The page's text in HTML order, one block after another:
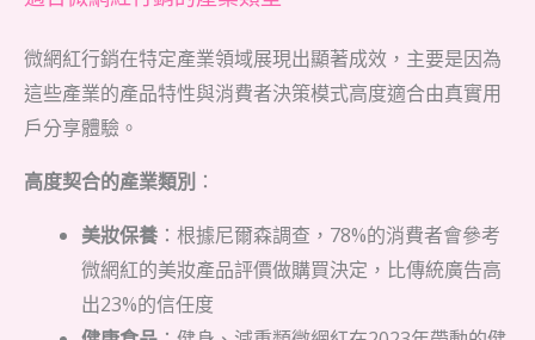
微網紅行銷在特定產業領域展現出顯著成效，主要是因為
這些產業的產品特性與消費者決策模式高度適合由真實用
戶分享體驗。
高度契合的產業類別 ：
美妝保養 ：根據尼爾森調查，78%的消費者會參考
微網紅的美妝產品評價做購買決定，比傳統廣告高
出23%的信任度